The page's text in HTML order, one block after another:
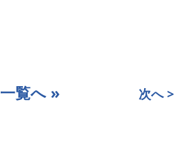
一覧へ » 次へ >